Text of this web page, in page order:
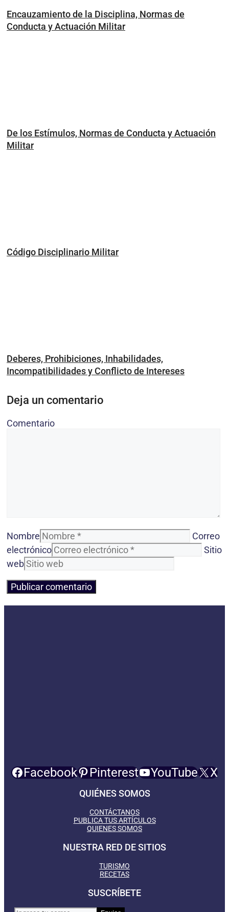
Encauzamiento de la Disciplina, Normas de
Conducta y Actuación Militar
De los Estímulos, Normas de Conducta y Actuación
Militar
Código Disciplinario Militar
Deberes, Prohibiciones, Inhabilidades,
Incompatibilidades y Conflicto de Intereses
Deja un comentario
Comentario
Nombre
Correo
electrónico
Sitio
web
Facebook Pinterest YouTube X
QUIÉNES SOMOS
CONTÁCTANOS
PUBLICA TUS ARTÍCULOS
QUIENES SOMOS
NUESTRA RED DE SITIOS
TURISMO
RECETAS
SUSCRÍBETE